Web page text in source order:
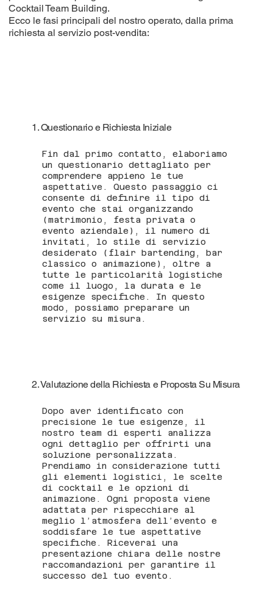
Cocktail Team Building.
Ecco le fasi principali del nostro operato, dalla prima
richiesta al servizio post-vendita:
1. Questionario e Richiesta Iniziale
Fin dal primo contatto, elaboriamo
un questionario dettagliato per
comprendere appieno le tue
aspettative. Questo passaggio ci
consente di definire il tipo di
evento che stai organizzando
(matrimonio, festa privata o
evento aziendale), il numero di
invitati, lo stile di servizio
desiderato (flair bartending, bar
classico o animazione), oltre a
tutte le particolarità logistiche
come il luogo, la durata e le
esigenze specifiche. In questo
modo, possiamo preparare un
servizio su misura.
2. Valutazione della Richiesta e Proposta Su Misura
Dopo aver identificato con
precisione le tue esigenze, il
nostro team di esperti analizza
ogni dettaglio per offrirti una
soluzione personalizzata.
Prendiamo in considerazione tutti
gli elementi logistici, le scelte
di cocktail e le opzioni di
animazione. Ogni proposta viene
adattata per rispecchiare al
meglio l’atmosfera dell’evento e
soddisfare le tue aspettative
specifiche. Riceverai una
presentazione chiara delle nostre
raccomandazioni per garantire il
successo del tuo evento.